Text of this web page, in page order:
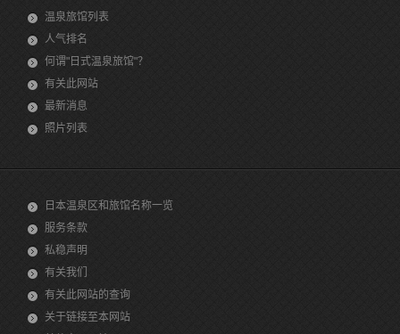
温泉旅馆列表
人气排名
何谓"日式温泉旅馆"？
有关此网站
最新消息
照片列表
日本温泉区和旅馆名称一览
服务条款
私稳声明
有关我们
有关此网站的查询
关于链接至本网站